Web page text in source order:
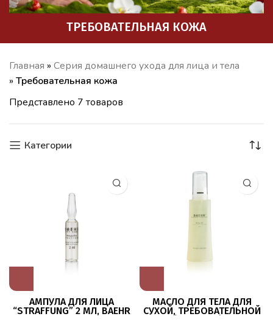
ТРЕБОВАТЕЛЬНАЯ КОЖА
Главная » Серия домашнего ухода для лица и тела
» Требовательная кожа
Представлено 7 товаров
Категории
АМПУЛА ДЛЯ ЛИЦА
“STRAFFUNG” 2 МЛ, BAEHR
МАСЛО ДЛЯ ТЕЛА ДЛЯ
СУХОЙ, ТРЕБОВАТЕЛЬНОЙ